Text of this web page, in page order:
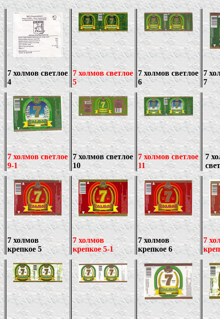
7холмов светлое
4
7 холмов светлое
5
7холмов светлое
6
7
7
7холмов светлое
9-1
7холмов светлое
10
7 холмов светлое
11
7
7 холмов
крепкое 5
7холмов
крепкое 5-1
7 холмов
крепкое 6
7